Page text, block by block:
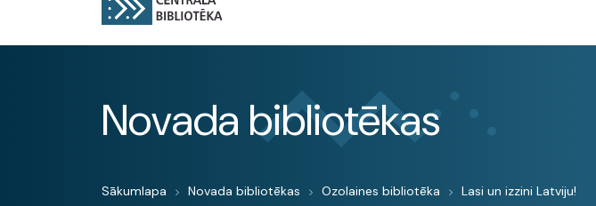
Novada bibliotēkas
Sākumlapa Novada bibliotēkas Ozolaines bibliotēka Lasi un izzini Latviju!